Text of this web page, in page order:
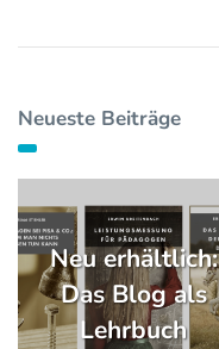
Neueste Beiträge
Neu erhältlich:
Das Blog als
Lehrbuch